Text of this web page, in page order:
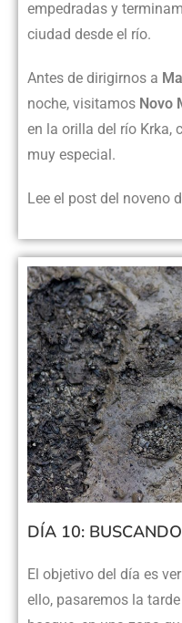
empedradas y
ciudad desde el río.
Antes de dirigirnos a
noche, visitamos Novo
en la orilla del río Krka,
muy especial.
Lee el post del noveno
DÍA 10:
El objetivo del día es
ello, pasaremos la